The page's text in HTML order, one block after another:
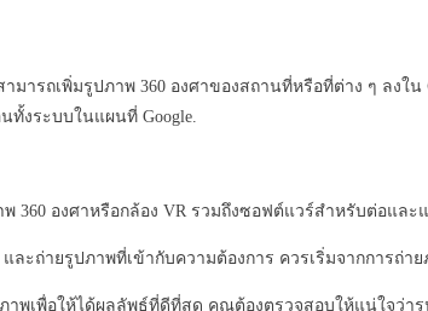
มารถเพิ่มรูปภาพ 360 องศาของสถานที่หรือที่ต่าง ๆ ลงใน
ทั้งระบบในแผนที่ Google.
360 องศาหรือกล้อง VR รวมถึงซอฟต์แวร์สำหรับต่อและ
ละถ่ายรูปภาพที่เข้ากับความต้องการ ควรเริ่มจากการ
พเพื่อให้ได้ผลลัพธ์ที่ดีที่สุด คุณต้องตรวจสอบให้แน่ใจว่า